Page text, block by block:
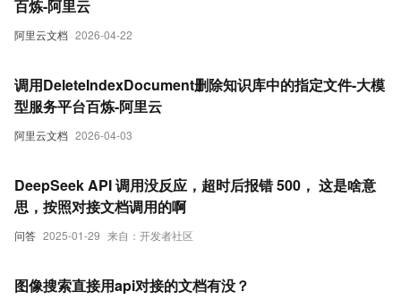
阿里云文档 2026-04-22
百炼-阿里云
阿里云文档 2026-04-03
调用DeleteIndexDocument删除知识库中的指定文件-大模
型服务平台百炼-阿里云
问答 2025-01-29 来自：开发者社区
DeepSeek API 调用没反应，超时后报错 500， 这是啥意
思，按照对接文档调用的啊
图像搜索直接用api对接的文档有没？